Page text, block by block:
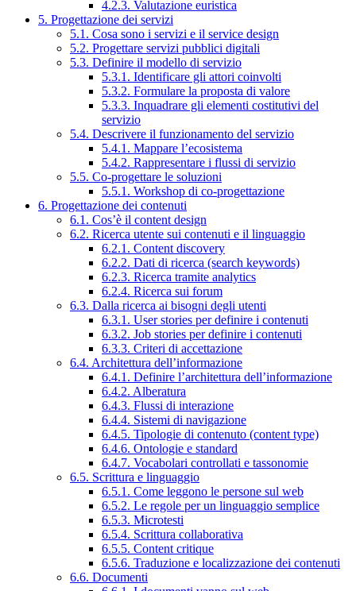
4.2.3. Valutazione euristica
5. Progettazione dei servizi
5.1. Cosa sono i servizi e il service design
5.2. Progettare servizi pubblici digitali
5.3. Definire il modello di servizio
5.3.1. Identificare gli attori coinvolti
5.3.2. Formulare la proposta di valore
5.3.3. Inquadrare gli elementi costitutivi del
servizio
5.4. Descrivere il funzionamento del servizio
5.4.1. Mappare l’ecosistema
5.4.2. Rappresentare i flussi di servizio
5.5. Co-progettare le soluzioni
5.5.1. Workshop di co-progettazione
6. Progettazione dei contenuti
6.1. Cos’è il content design
6.2. Ricerca utente sui contenuti e il linguaggio
6.2.1. Content discovery
6.2.2. Dati di ricerca (search keywords)
6.2.3. Ricerca tramite analytics
6.2.4. Ricerca sui forum
6.3. Dalla ricerca ai bisogni degli utenti
6.3.1. User stories per definire i contenuti
6.3.2. Job stories per definire i contenuti
6.3.3. Criteri di accettazione
6.4. Architettura dell’informazione
6.4.1. Definire l’architettura dell’informazione
6.4.2. Alberatura
6.4.3. Flussi di interazione
6.4.4. Sistemi di navigazione
6.4.5. Tipologie di contenuto (content type)
6.4.6. Ontologie e standard
6.4.7. Vocabolari controllati e tassonomie
6.5. Scrittura e linguaggio
6.5.1. Come leggono le persone sul web
6.5.2. Le regole per un linguaggio semplice
6.5.3. Microtesti
6.5.4. Scrittura collaborativa
6.5.5. Content critique
6.5.6. Traduzione e localizzazione dei contenuti
6.6. Documenti